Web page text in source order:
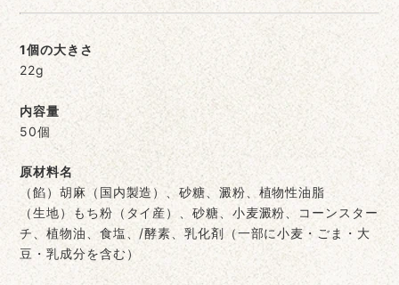
1個の大きさ
22g
内容量
50個
原材料名
（餡）胡麻（国内製造）、砂糖、澱粉、植物性油脂
（生地）もち粉（タイ産）、砂糖、小麦澱粉、コーンスター
チ、植物油、食塩、/酵素、乳化剤（一部に小麦・ごま・大
豆・乳成分を含む）